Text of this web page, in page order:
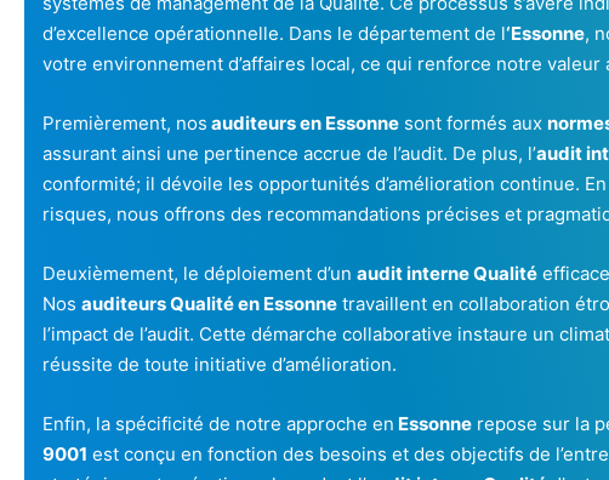
d’excellence opérationnelle. Dans le département de l‘Essonne,
votre environnement d’affaires local, ce qui renforce notre valeur
Premièrement, nos auditeurs en Essonne sont formés aux
assurant ainsi une pertinence accrue de l’audit. De plus, l’audit
conformité; il dévoile les opportunités d’amélioration continue.
risques, nous offrons des recommandations précises et
Deuxièmement, le déploiement d’un audit interne Qualité
Nos auditeurs Qualité en Essonne travaillent en collaboration
l’impact de l’audit. Cette démarche collaborative instaure un
réussite de toute initiative d’amélioration.
Enfin, la spécificité de notre approche en Essonne repose sur la
9001 est conçu en fonction des besoins et des objectifs de